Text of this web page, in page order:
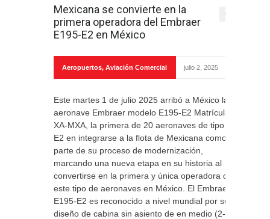
Mexicana se convierte en la
primera operadora del Embraer
E195-E2 en México
0
Aeropuertos, Aviación Comercial julio 2, 2025
Este martes 1 de julio 2025 arribó a México la
aeronave Embraer modelo E195-E2 Matrícula
XA-MXA, la primera de 20 aeronaves de tipo
E2 en integrarse a la flota de Mexicana como
parte de su proceso de modernización,
marcando una nueva etapa en su historia al
convertirse en la primera y única operadora de
este tipo de aeronaves en México. El Embraer
E195-E2 es reconocido a nivel mundial por su
diseño de cabina sin asiento de en medio (2-